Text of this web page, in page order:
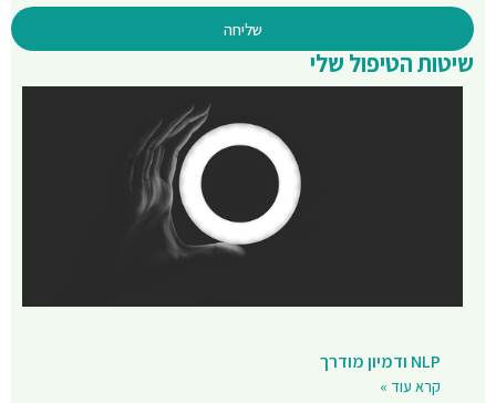
שליחה
שיטות הטיפול שלי
NLP ודמיון מודרך
קרא עוד »